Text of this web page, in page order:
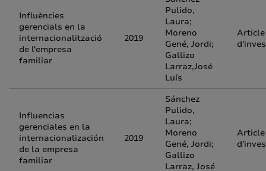
Influències
gerencials en la
internacionalització
de l'empresa
familiar
2019
Pulido,
Laura;
Moreno
Gené, Jordi;
Gallizo
Larraz,José
Luís
Article
Influencias
gerenciales en la
internacionalización
de la empresa
familiar
2019
Sánchez
Pulido,
Laura;
Moreno
Gené, Jordi;
Gallizo
Larraz, José
Article